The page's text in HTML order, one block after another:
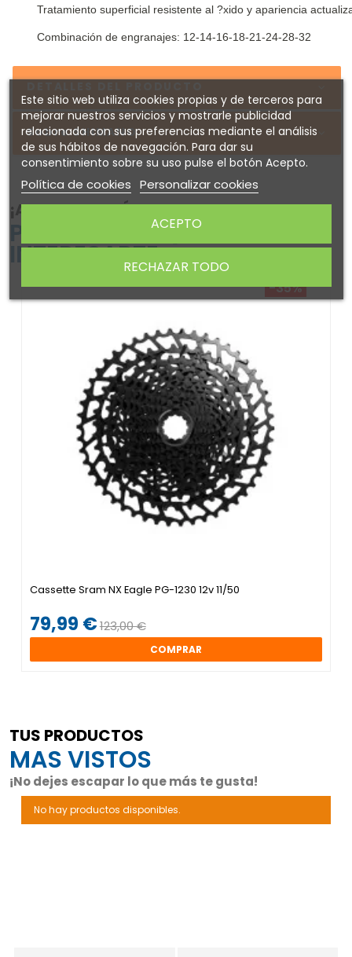
Tratamiento superficial resistente al ?xido y apariencia
Combinación de engranajes: 12-14-16-18-21-24-28-32
Sobre SHIMANO
¡ATENTO! AQUÍ TE DEJAMOS ALGUNOS
PRODUCTOS QUE PODRÍAN
INTERESARTE
-35%
Cassette Sram NX Eagle PG-1230 12v 11/50
79,99 €123,00 €
COMPRAR
TUS PRODUCTOS
MAS VISTOS
¡No dejes escapar lo que más te gusta!
No hay productos disponibles.
Este sitio web utiliza cookies propias y de terceros para
mejorar nuestros servicios y mostrarle publicidad
relacionada con sus preferencias mediante el análisis
de sus hábitos de navegación. Para dar su
consentimiento sobre su uso pulse el botón Acepto.
Política de cookies Personalizar cookies
RECHAZAR TODO
ACEPTO